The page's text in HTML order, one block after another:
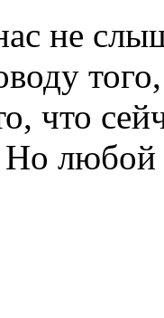
не
что
Но